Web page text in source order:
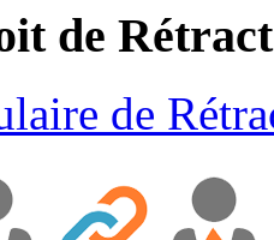
de
de